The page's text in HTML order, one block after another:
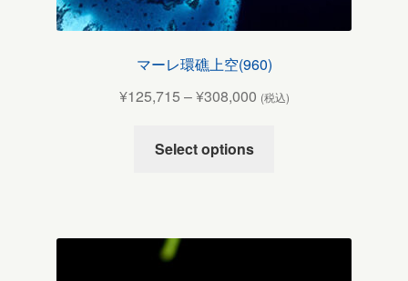
マーレ環礁上空(960)
¥125,715 –¥308,000 (税込)
Select options